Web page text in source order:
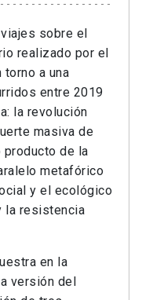
sobre el
realizado por el
a una
entre 2019
la revolución
masiva de
de la
metafórico
y el ecológico
la resistencia
en la
versión del